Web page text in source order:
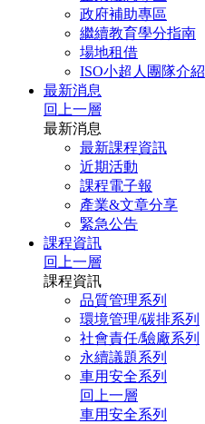
政府補助專區
繼續教育學分指南
場地租借
ISO小超人團隊介紹
最新消息
回上一層
最新消息
最新課程資訊
近期活動
課程電子報
產業&文章分享
緊急公告
課程資訊
回上一層
課程資訊
品質管理系列
環境管理/碳排系列
社會責任/驗廠系列
永續議題系列
車用安全系列
回上一層
車用安全系列